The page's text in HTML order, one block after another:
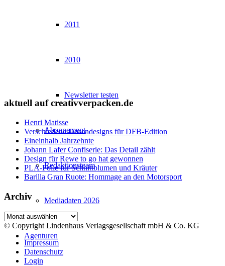
2011
2010
Newsletter testen
Abonnement
Redaktionsteam
Mediadaten 2026
Agenturen
aktuell auf creativverpacken.de
Henri Matisse
Verschiedene Dosendesigns für DFB-Edition
Eineinhalb Jahrzehnte
Johann Lafer Confiserie: Das Detail zählt
Design für Rewe to go hat gewonnen
PLA-Folie für Schnittblumen und Kräuter
Barilla Gran Ruote: Hommage an den Motorsport
Archiv
Archiv
© Copyright Lindenhaus Verlagsgesellschaft mbH & Co. KG
Impressum
Datenschutz
Login